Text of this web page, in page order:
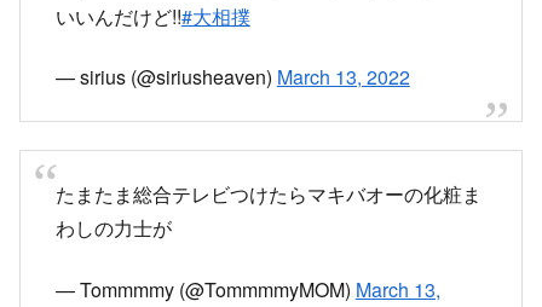
いいんだけど!!#大相撲
— sirius (@siriusheaven) March 13, 2022
たまたま総合テレビつけたらマキバオーの化粧ま
わしの力士が
— Tommmmy (@TommmmyMOM) March 13,